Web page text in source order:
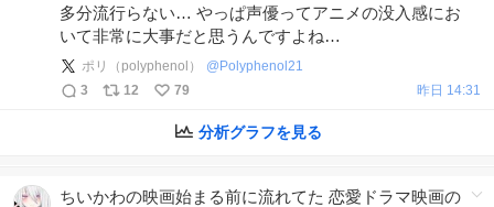
多分流行らない… やっぱ声優ってアニメの没入感にお
いて非常に大事だと思うんですよね…
ポリ（polyphenol） @ Polyphenol21
3
12 79 昨日 14:31
分析グラフを見る
ちいかわの映画始まる前に流れてた 恋愛ドラマ映画の